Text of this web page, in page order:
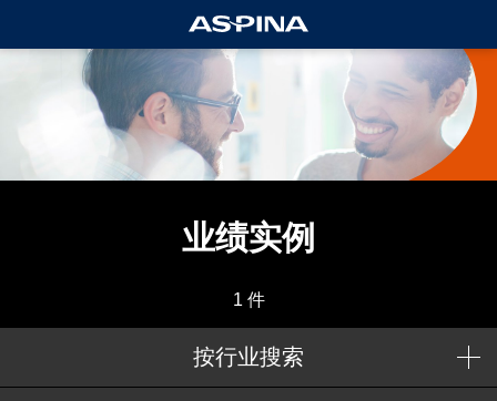
业绩实例
1 件
按行业搜索